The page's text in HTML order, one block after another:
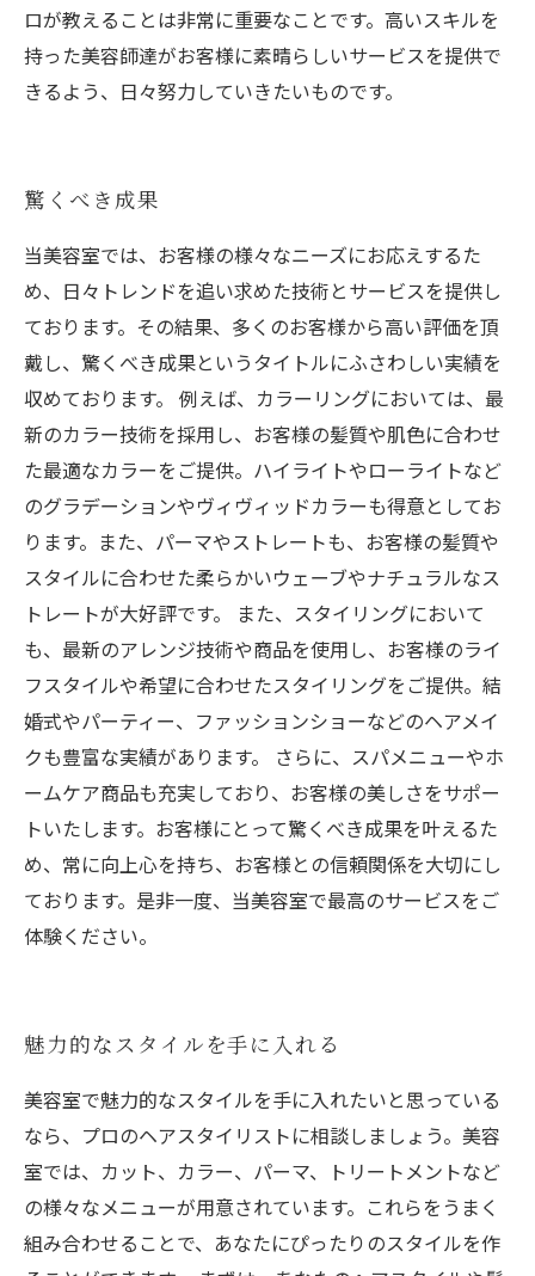
ロが教えることは非常に重要なことです。高いスキルを
持った美容師達がお客様に素晴らしいサービスを提供で
きるよう、日々努力していきたいものです。
驚くべき成果
当美容室では、お客様の様々なニーズにお応えするた
め、日々トレンドを追い求めた技術とサービスを提供し
ております。その結果、多くのお客様から高い評価を頂
戴し、驚くべき成果というタイトルにふさわしい実績を
収めております。 例えば、カラーリングにおいては、最
新のカラー技術を採用し、お客様の髪質や肌色に合わせ
た最適なカラーをご提供。ハイライトやローライトなど
のグラデーションやヴィヴィッドカラーも得意としてお
ります。また、パーマやストレートも、お客様の髪質や
スタイルに合わせた柔らかいウェーブやナチュラルなス
トレートが大好評です。 また、スタイリングにおいて
も、最新のアレンジ技術や商品を使用し、お客様のライ
フスタイルや希望に合わせたスタイリングをご提供。結
婚式やパーティー、ファッションショーなどのヘアメイ
クも豊富な実績があります。 さらに、スパメニューやホ
ームケア商品も充実しており、お客様の美しさをサポー
トいたします。お客様にとって驚くべき成果を叶えるた
め、常に向上心を持ち、お客様との信頼関係を大切にし
ております。是非一度、当美容室で最高のサービスをご
体験ください。
魅力的なスタイルを手に入れる
美容室で魅力的なスタイルを手に入れたいと思っている
なら、プロのヘアスタイリストに相談しましょう。美容
室では、カット、カラー、パーマ、トリートメントなど
の様々なメニューが用意されています。これらをうまく
組み合わせることで、あなたにぴったりのスタイルを作